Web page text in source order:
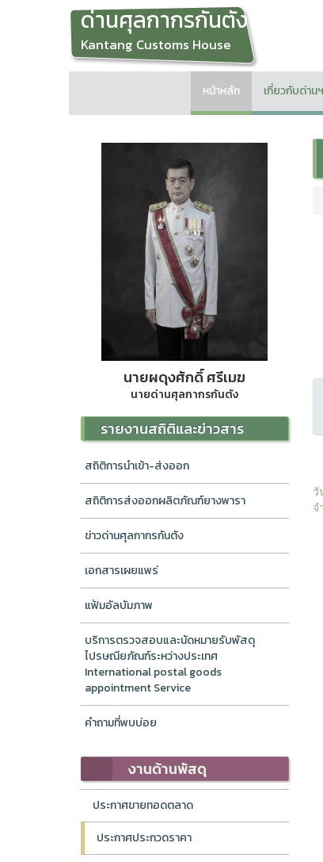
ด่านศุลกากรกันตัง
Kantang Customs House
หน้าหลัก เกี่ยวกับด่านฯ
นายผดุงศักดิ์ ศรีเมฆ
นายด่านศุลกากรกันตัง
รายงานสถิติและข่าวสาร
สถิติการนำเข้า-ส่งออก
สถิติการส่งออกผลิตภัณฑ์ยางพารา
ข่าวด่านศุลกากรกันตัง
เอกสารเผยแพร่
แฟ้มอัลบัมภาพ
บริการตรวจสอบและนัดหมายรับพัสดุ
ไปรษณียภัณฑ์ระหว่างประเทศ
International postal goods
appointment Service
คำถามที่พบบ่อย
งานด้านพัสดุ
ประกาศขายทอดตลาด
ประกาศประกวดราคา
วั
จ